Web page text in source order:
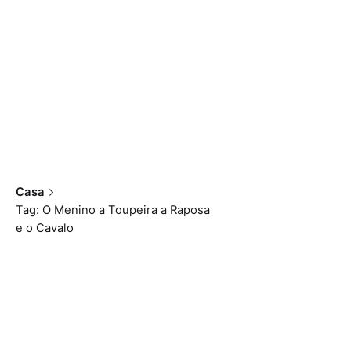
Casa
Tag: O Menino a Toupeira a Raposa
e o Cavalo